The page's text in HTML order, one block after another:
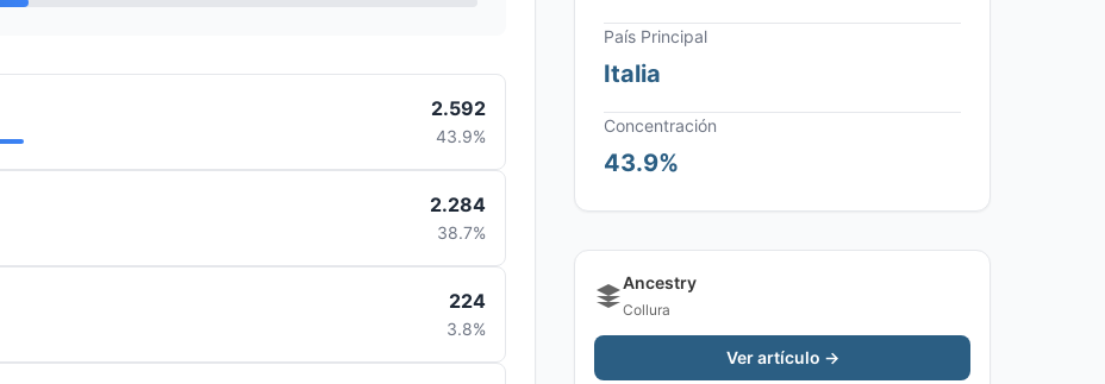
2.592
43.9%
2.284
38.7%
224
3.8%
País Principal
Italia
Concentración
43.9%
Ancestry
Collura
Ver artículo →